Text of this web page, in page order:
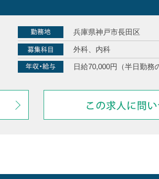
兵庫県神戸市長田区
外科、内科
日給70,000円（半日勤務